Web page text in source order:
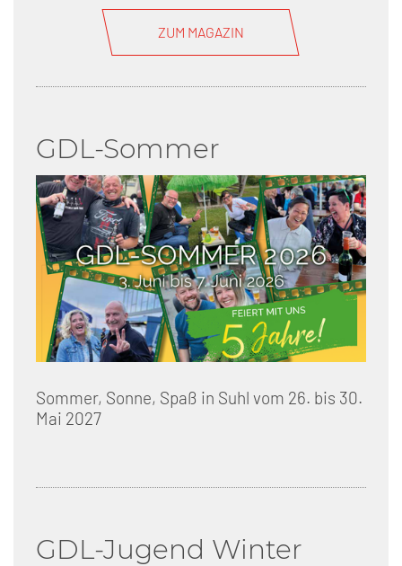
ZUM MAGAZIN
GDL-Sommer
Sommer, Sonne, Spaß in Suhl vom 26. bis 30.
Mai 2027
GDL-Jugend Winter